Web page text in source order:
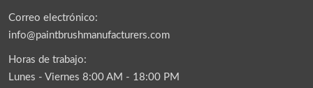
Correo electrónico:
info@paintbrushmanufacturers.com
Horas de trabajo:
Lunes - Viernes 8:00 AM - 18:00 PM